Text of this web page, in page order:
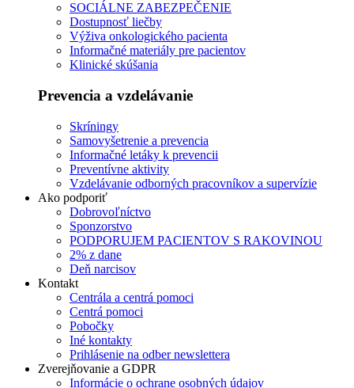
SOCIÁLNE ZABEZPEČENIE
Dostupnosť liečby
Výživa onkologického pacienta
Informačné materiály pre pacientov
Klinické skúšania
Prevencia a vzdelávanie
Skríningy
Samovyšetrenie a prevencia
Informačné letáky k prevencii
Preventívne aktivity
Vzdelávanie odborných pracovníkov a supervízie
Ako podporiť
Dobrovoľníctvo
Sponzorstvo
PODPORUJEM PACIENTOV S RAKOVINOU
2% z dane
Deň narcisov
Kontakt
Centrála a centrá pomoci
Centrá pomoci
Pobočky
Iné kontakty
Prihlásenie na odber newslettera
Zverejňovanie a GDPR
Informácie o ochrane osobných údajov